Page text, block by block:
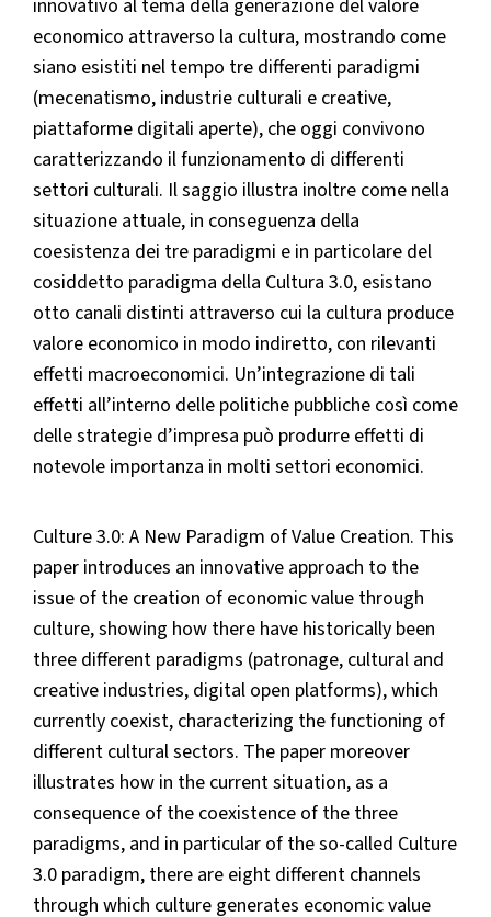
innovativo al tema della generazione del valore
economico attraverso la cultura, mostrando come
siano esistiti nel tempo tre differenti paradigmi
(mecenatismo, industrie culturali e creative,
piattaforme digitali aperte), che oggi convivono
caratterizzando il funzionamento di differenti
settori culturali. Il saggio illustra inoltre come nella
situazione attuale, in conseguenza della
coesistenza dei tre paradigmi e in particolare del
cosiddetto paradigma della Cultura 3.0, esistano
otto canali distinti attraverso cui la cultura produce
valore economico in modo indiretto, con rilevanti
effetti macroeconomici. Un’integrazione di tali
effetti all’interno delle politiche pubbliche così come
delle strategie d’impresa può produrre effetti di
notevole importanza in molti settori economici.
Culture 3.0: A New Paradigm of Value Creation. This
paper introduces an innovative approach to the
issue of the creation of economic value through
culture, showing how there have historically been
three different paradigms (patronage, cultural and
creative industries, digital open platforms), which
currently coexist, characterizing the functioning of
different cultural sectors. The paper moreover
illustrates how in the current situation, as a
consequence of the coexistence of the three
paradigms, and in particular of the so-called Culture
3.0 paradigm, there are eight different channels
through which culture generates economic value